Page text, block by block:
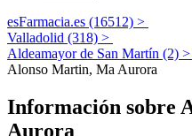
esFarmacia.es (16512) >
Valladolid (318) >
Aldeamayor de San Martín (2) >
Alonso Martin, Ma Aurora
Información sobre
Aurora